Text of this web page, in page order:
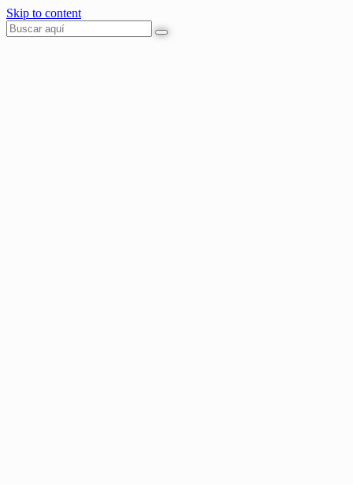
Skip to content